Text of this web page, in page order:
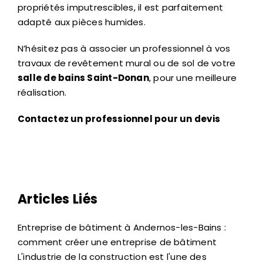
propriétés imputrescibles, il est parfaitement
adapté aux pièces humides.
N’hésitez pas à associer un professionnel à vos
travaux de revêtement mural ou de sol de votre
salle de bains Saint-Donan, pour une meilleure
réalisation.
Contactez un professionnel pour un devis
Articles Liés
Entreprise de bâtiment à Andernos-les-Bains :
comment créer une entreprise de bâtiment
L'industrie de la construction est l'une des